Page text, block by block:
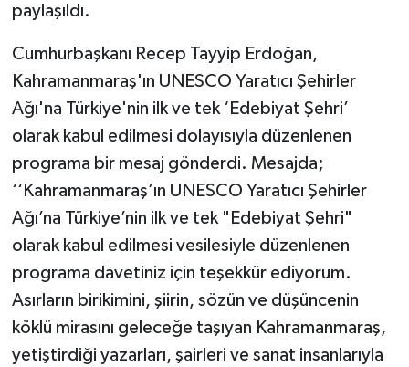
paylaşıldı.
Cumhurbaşkanı Recep Tayyip Erdoğan,
Kahramanmaraş'ın UNESCO Yaratıcı Şehirler
Ağı'na Türkiye'nin ilk ve tek ‘Edebiyat Şehri’
olarak kabul edilmesi dolayısıyla düzenlenen
programa bir mesaj gönderdi. Mesajda;
‘‘Kahramanmaraş’ın UNESCO Yaratıcı Şehirler
Ağı’na Türkiye’nin ilk ve tek "Edebiyat Şehri"
olarak kabul edilmesi vesilesiyle düzenlenen
programa davetiniz için teşekkür ediyorum.
Asırların birikimini, şiirin, sözün ve düşüncenin
köklü mirasını geleceğe taşıyan Kahramanmaraş,
yetiştirdiği yazarları, şairleri ve sanat insanlarıyla